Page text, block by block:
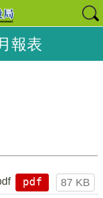
報表
pdf 87 KB